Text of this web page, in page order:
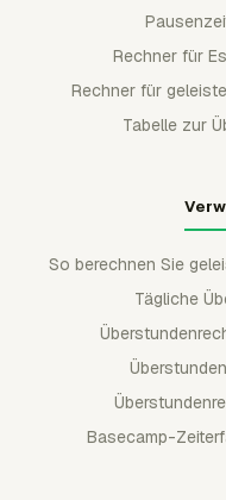
Rechner für
Rechner für
Tabelle zur
So berechnen Sie
Tägliche
Basecamp-